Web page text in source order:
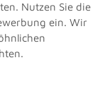
Nutzen Sie die
ein. Wir